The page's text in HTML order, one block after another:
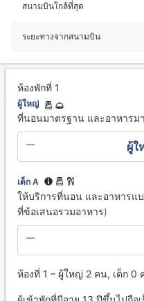
สนามบินใกล้ที่สุด
ระยะทางจากสนามบิน
ห้องพักที่ 1
ผู้ใหญ่
ที่นอนมาตรฐาน และอาหารม
ผู้ใ
เด็ก A
ให้บริการที่นอน และอาหาร
ที่ข้อเสนอรวมอาหาร)
ห้องที่ 1 – ผู้ใหญ่ 2 คน, เด็ก 0